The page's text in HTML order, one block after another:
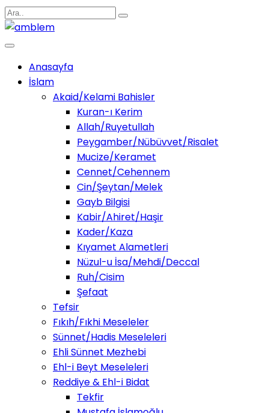
Anasayfa
İslam
Akaid/Kelami Bahisler
Kuran-ı Kerim
Allah/Ruyetullah
Peygamber/Nübüvvet/Risalet
Mucize/Keramet
Cennet/Cehennem
Cin/Şeytan/Melek
Gayb Bilgisi
Kabir/Ahiret/Haşir
Kader/Kaza
Kıyamet Alametleri
Nüzul-u İsa/Mehdi/Deccal
Ruh/Cisim
Şefaat
Tefsir
Fıkıh/Fıkhi Meseleler
Sünnet/Hadis Meseleleri
Ehli Sünnet Mezhebi
Ehl-i Beyt Meseleleri
Reddiye & Ehl-i Bidat
Tekfir